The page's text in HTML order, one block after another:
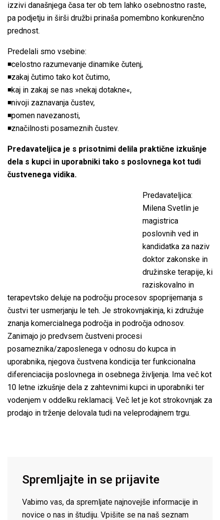
izzivi današnjega časa ter ob tem lahko osebnostno raste,
pa podjetju in širši družbi prinaša pomembno konkurenčno
prednost.
Predelali smo vsebine:
◾celostno razumevanje dinamike čutenj,
◾zakaj čutimo tako kot čutimo,
◾kaj in zakaj se nas »nekaj dotakne«,
◾nivoji zaznavanja čustev,
◾pomen navezanosti,
◾značilnosti posameznih čustev.
Predavateljica je s prisotnimi delila praktične izkušnje
dela s kupci in uporabniki tako s poslovnega kot tudi
čustvenega vidika.
Predavateljica:
Milena Svetlin je
magistrica
poslovnih ved in
kandidatka za naziv
doktor zakonske in
družinske terapije, ki
raziskovalno in
terapevtsko deluje na področju procesov spoprijemanja s
čustvi ter usmerjanju le teh. Je strokovnjakinja, ki združuje
znanja komercialnega področja in področja odnosov.
Zanimajo jo predvsem čustveni procesi
posameznika/zaposlenega v odnosu do kupca in
uporabnika, njegova čustvena kondicija ter funkcionalna
diferenciacija poslovnega in osebnega življenja. Ima več kot
10 letne izkušnje dela z zahtevnimi kupci in uporabniki ter
vodenjem v oddelku reklamacij. Več let je kot strokovnjak za
prodajo in trženje delovala tudi na veleprodajnem trgu.
Spremljajte in se prijavite
Vabimo vas, da spremljate najnovejše informacije in
novice o nas in študiju. Vpišite se na naš seznam